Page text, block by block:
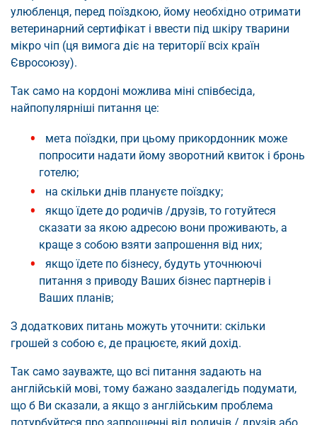
улюбленця, перед поїздкою, йому необхідно отримати
ветеринарний сертифікат і ввести під шкіру тварини
мікро чіп (ця вимога діє на території всіх країн
Євросоюзу).
Так само на кордоні можлива міні співбесіда,
найпопулярніші питання це:
мета поїздки, при цьому прикордонник може
попросити надати йому зворотний квиток і бронь
готелю;
на скільки днів плануєте поїздку;
якщо їдете до родичів /друзів, то готуйтеся
сказати за якою адресою вони проживають, а
краще з собою взяти запрошення від них;
якщо їдете по бізнесу, будуть уточнюючі
питання з приводу Ваших бізнес партнерів і
Ваших планів;
З додаткових питань можуть уточнити: скільки
грошей з собою є, де працюєте, який дохід.
Так само зауважте, що всі питання задають на
англійській мові, тому бажано заздалегідь подумати,
що б Ви сказали, а якщо з англійським проблема